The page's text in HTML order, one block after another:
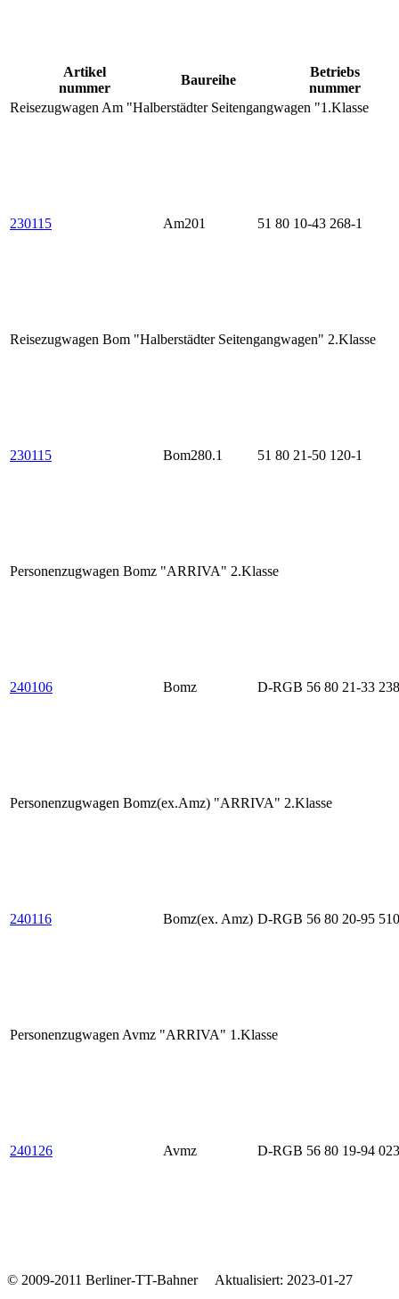
Artikel
nummer
Baureihe
Betriebs
nummer
Reisezugwagen Am "Halberstädter Seitengangwagen "1.Klasse
230115 Am201 51 80 10-43 268-1
Reisezugwagen Bom "Halberstädter Seitengangwagen" 2.Klasse
230115 Bom280.1 51 80 21-50 120-1
Personenzugwagen Bomz "ARRIVA" 2.Klasse
240106 Bomz D-RGB 56 80 21-33
Personenzugwagen Bomz(ex.Amz) "ARRIVA" 2.Klasse
240116 Bomz(ex. Amz) D-RGB 56 80 20-95
Personenzugwagen Avmz "ARRIVA" 1.Klasse
240126 Avmz D-RGB 56 80 19-94
© 2009-2011 Berliner-TT-Bahner Aktualisiert: 2023-01-27